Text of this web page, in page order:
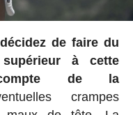
de faire du
à cette
compte de la
crampes